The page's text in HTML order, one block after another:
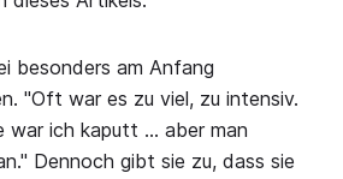
besonders am Anfang
"Oft war es zu viel, zu intensiv.
war ich kaputt … aber man
Dennoch gibt sie zu, dass sie